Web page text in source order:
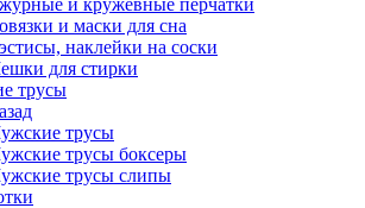
и кружевные перчатки
и маски для сна
наклейки на соски
для стирки
трусы
трусы
трусы боксеры
трусы слипы